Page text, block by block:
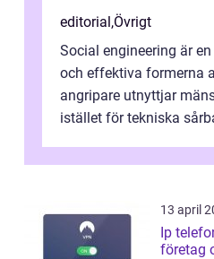
editorial,Övrigt
Social engineering är
och effektiva formerna
angripare utnyttjar
istället för tekniska
13 april
Ip telefoni framtidens
företag